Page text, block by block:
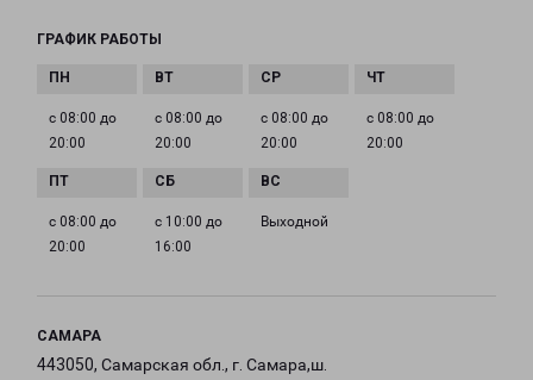
ГРАФИК РАБОТЫ
с 08:00 до
20:00
с 08:00 до
20:00
с 08:00 до
20:00
с 08:00 до
20:00
с 08:00 до
20:00
с 10:00 до
16:00
Выходной
САМАРА
443050, Самарская обл., г. Самара,ш.